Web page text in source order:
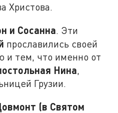
Христова.
и Сосанна. Эти
прославились своей
и тем, что именно от
Нина,
Грузии.
(в Святом